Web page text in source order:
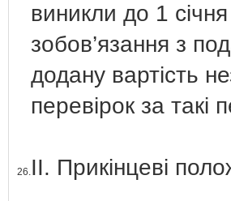
виникли до 1
зобов’язання з
додану вартість
перевірок за такі
26.ІІ. Прикінцеві